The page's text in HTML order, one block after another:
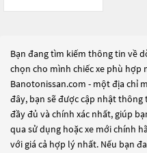
Bạn đang tìm kiếm thông tin về
chọn cho mình chiếc xe phù hợp
Banotonissan.com - một địa chỉ
đây, bạn sẽ được cập nhật thông
đầy đủ và chính xác nhất, giúp
qua sử dụng hoặc xe mới chính
với giá cả hợp lý nhất. Nếu bạn